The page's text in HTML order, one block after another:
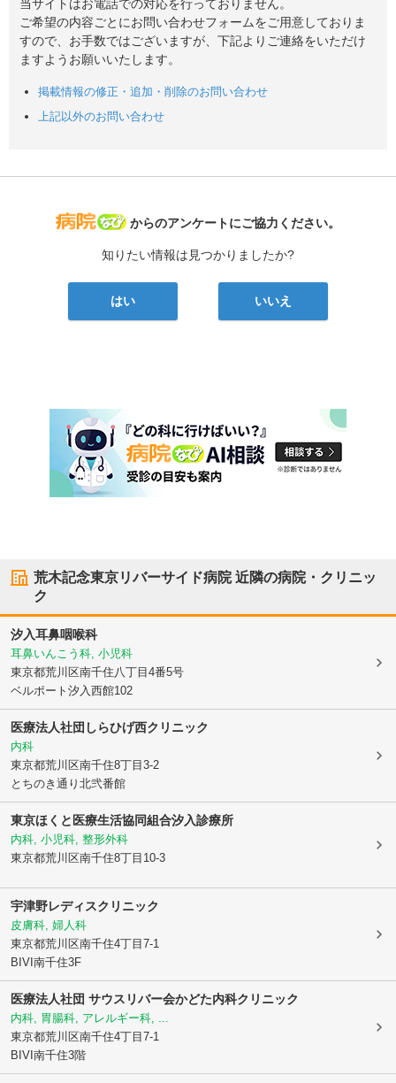
当サイトはお電話での対応を行っておりません。
ご希望の内容ごとにお問い合わせフォームをご用意しておりま
すので、お手数ではございますが、下記よりご連絡をいただけ
ますようお願いいたします。
掲載情報の修正・追加・削除のお問い合わせ
上記以外のお問い合わせ
病院なび
からのアンケートにご協力ください。
知りたい情報は見つかりましたか?
はい いいえ
荒木記念東京リバーサイド病院近隣の病院・クリニッ
ク
汐入耳鼻咽喉科
耳鼻いんこう科, 小児科
東京都荒川区南千住八丁目4番5号
ベルポート汐入西館102
医療法人社団 しらひげ西クリニック
内科
東京都荒川区南千住8丁目3-2
とちのき通り北弐番館
東京ほくと医療生活協同組合汐入診療所
内科, 小児科, 整形外科
東京都荒川区南千住8丁目10-3
宇津野レディスクリニック
皮膚科, 婦人科
東京都荒川区南千住4丁目7-1
BIVI南千住3F
医療法人社団 サウスリバー会かどた内科クリニック
内科, 胃腸科, アレルギー科, ...
東京都荒川区南千住4丁目7-1
BIVI南千住3階